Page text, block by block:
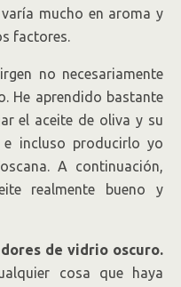
mucho en aroma y
factores.
no necesariamente
He aprendido bastante
el aceite de oliva y su
incluso producirlo yo
A continuación,
realmente bueno y
de vidrio oscuro.
cosa que haya